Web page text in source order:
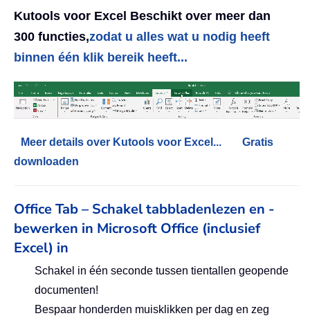
Kutools voor Excel Beschikt over meer dan
300 functies,zodat u alles wat u nodig heeft
binnen één klik bereik heeft...
Meer details over Kutools voor Excel...
Gratis
downloaden
Office Tab – Schakel tabbladenlezen en -
bewerken in Microsoft Office (inclusief
Excel) in
Schakel in één seconde tussen tientallen geopende
documenten!
Bespaar honderden muisklikken per dag en zeg